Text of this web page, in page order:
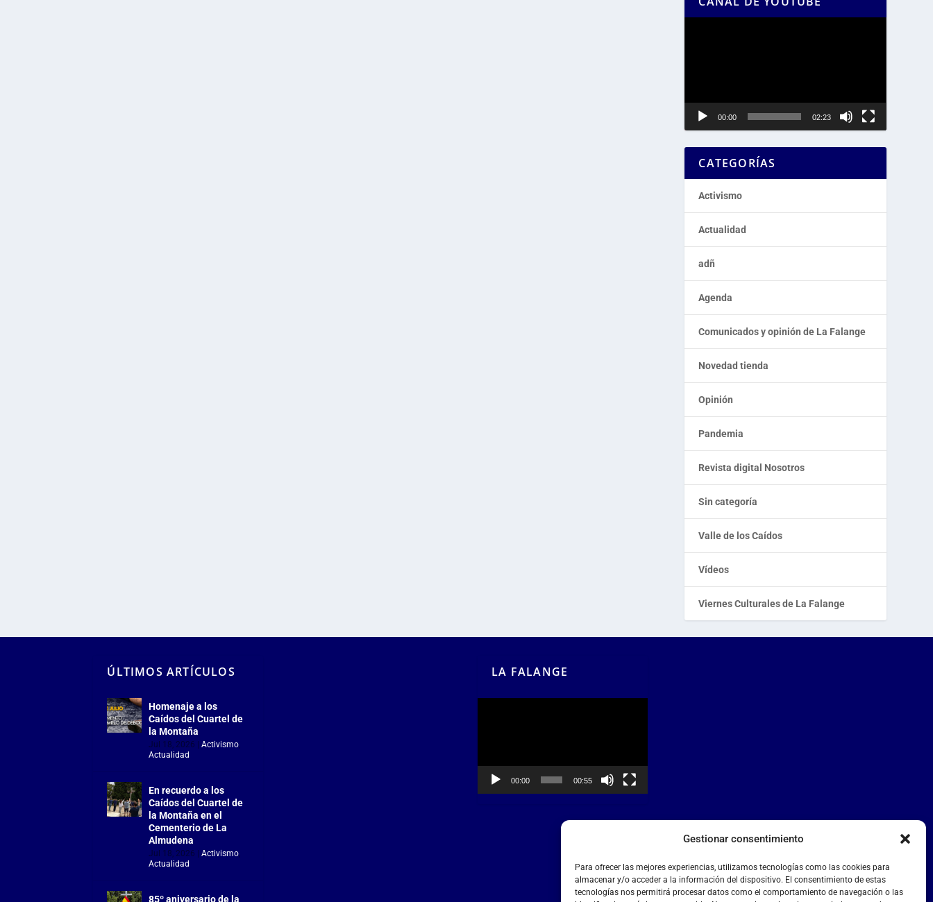
Gestionar consentimiento
Para ofrecer las mejores experiencias, utilizamos tecnologías como las cookies para
almacenar y/o acceder a la información del dispositivo. El consentimiento de estas
tecnologías nos permitirá procesar datos como el comportamiento de navegación o las
00:00 02:23
CATEGORÍAS
Activismo
Actualidad
adñ
Agenda
Comunicados y opinión de La Falange
Novedad tienda
Opinión
Pandemia
Revista digital Nosotros
Sin categoría
Valle de los Caídos
Vídeos
Viernes Culturales de La Falange
ÚLTIMOS ARTÍCULOS
Homenaje a los
Caídos del Cuartel de
la Montaña
Jul 18, 2026 |Activismo,
Actualidad
En recuerdo a los
Caídos del Cuartel de
la Montaña en el
Cementerio de La
Almudena
Jul 18, 2026 |Activismo,
Actualidad
85º aniversario de la
LA FALANGE
00:00 00:55